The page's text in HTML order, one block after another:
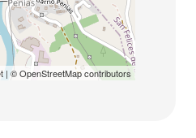
| ©OpenStreetMapcontributors